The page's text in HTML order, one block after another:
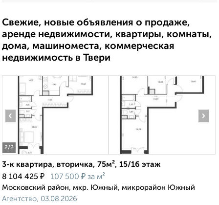
Свежие, новые объявления о продаже,
аренде недвижимости, квартиры, комнаты,
дома, машиноместа, коммерческая
недвижимость в Твери
2/2
‹ ›
3-к квартира, вторичка, 75м², 15/16 этаж
8 104 425 ₽ 107 500 ₽ за м²
Московский район, мкр. Южный, микрорайон Южный
Агентство, 03.08.2026